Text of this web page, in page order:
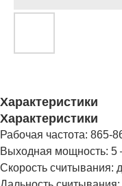
Характеристики
Характеристики
Рабочая частота: 865-
Выходная мощность: 5
Скорость считывания: